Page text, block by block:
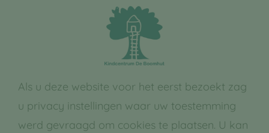
Als u deze website voor het eerst bezoekt zag
u privacy instellingen waar uw toestemming
werd gevraagd om cookies te plaatsen. U kan